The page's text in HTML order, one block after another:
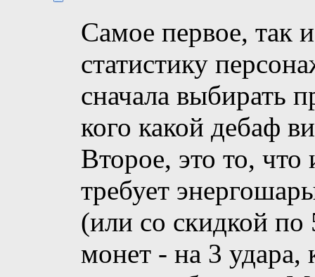
Самое первое, так
статистику
сначала выбирать
кого какой дебаф
Второе, это то, что
требует
(или со скидкой по
монет - на 3 удара,